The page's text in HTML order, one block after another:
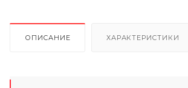
ОПИСАНИЕ ХАРАКТЕРИСТИКИ